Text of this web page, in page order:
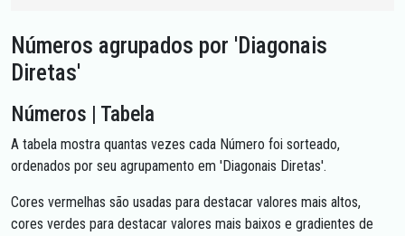
Números agrupados por 'Diagonais
Diretas'
Números | Tabela
A tabela mostra quantas vezes cada Número foi sorteado,
ordenados por seu agrupamento em 'Diagonais Diretas'.
Cores vermelhas são usadas para destacar valores mais altos,
cores verdes para destacar valores mais baixos e gradientes de